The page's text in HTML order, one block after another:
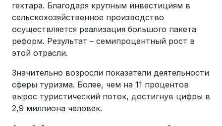
гектара. Благодаря крупным инвестициям в
сельскохозяйственное производство
осуществляется реализация большого пакета
реформ. Результат – семипроцентный рост в
этой отрасли.
Значительно возросли показатели деятельности
сферы туризма. Более, чем на 11 процентов
вырос туристический поток, достигнув цифры в
2,9 миллиона человек.